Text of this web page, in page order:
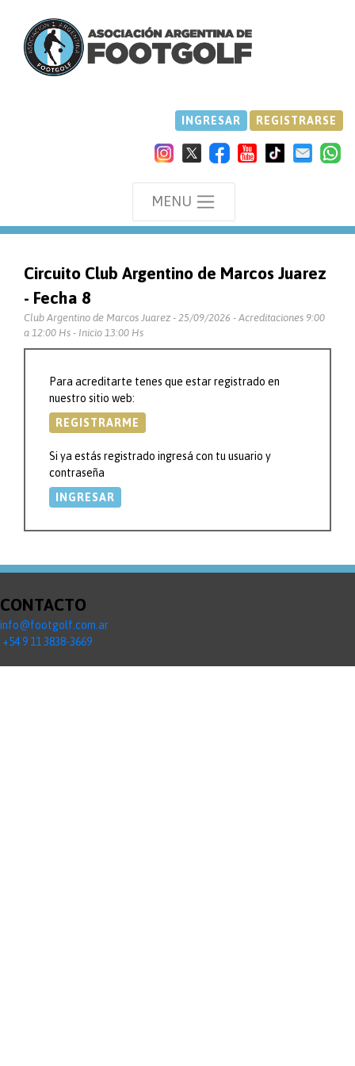
INGRESAR REGISTRARSE
MENU
Circuito Club Argentino de Marcos Juarez
- Fecha 8
Club Argentino de Marcos Juarez - 25/09/2026 - Acreditaciones 9:00
a 12:00 Hs - Inicio 13:00 Hs
Para acreditarte tenes que estar registrado en
nuestro sitio web:
REGISTRARME
Si ya estás registrado ingresá con tu usuario y
contraseña
INGRESAR
CONTACTO
info@footgolf.com.ar
+54 9 11 3838-3669